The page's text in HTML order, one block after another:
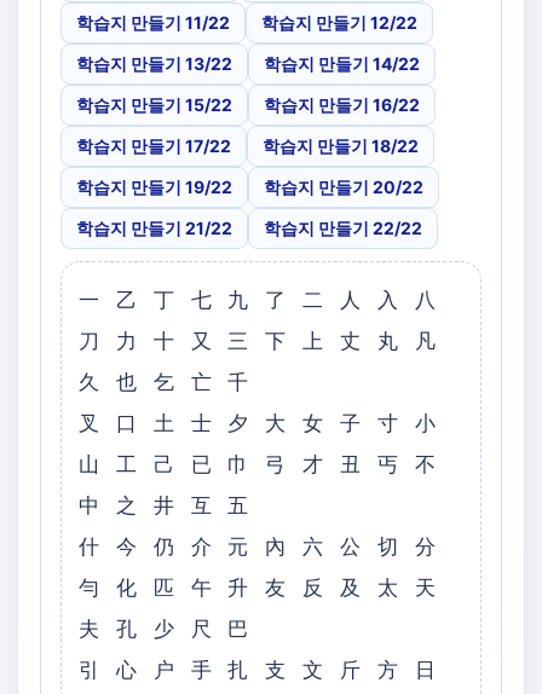
학습지 만들기 11/22
학습지 만들기 12/22
학습지 만들기 13/22
학습지 만들기 14/22
학습지 만들기 15/22
학습지 만들기 16/22
학습지 만들기 17/22
학습지 만들기 18/22
학습지 만들기 19/22
학습지 만들기 20/22
학습지 만들기 21/22
학습지 만들기 22/22
一 乙 丁 七 九 了 二 人 入 八
刀 力 十 又 三 下 上 丈 丸 凡
久 也 乞 亡 千
叉 口 土 士 夕 大 女 子 寸 小
山 工 己 已 巾 弓 才 丑 丐 不
中 之 井 互 五
什 今 仍 介 元 內 六 公 切 分
勻 化 匹 午 升 友 反 及 太 天
夫 孔 少 尺 巴
引 心 户 手 扎 支 文 斤 方 日